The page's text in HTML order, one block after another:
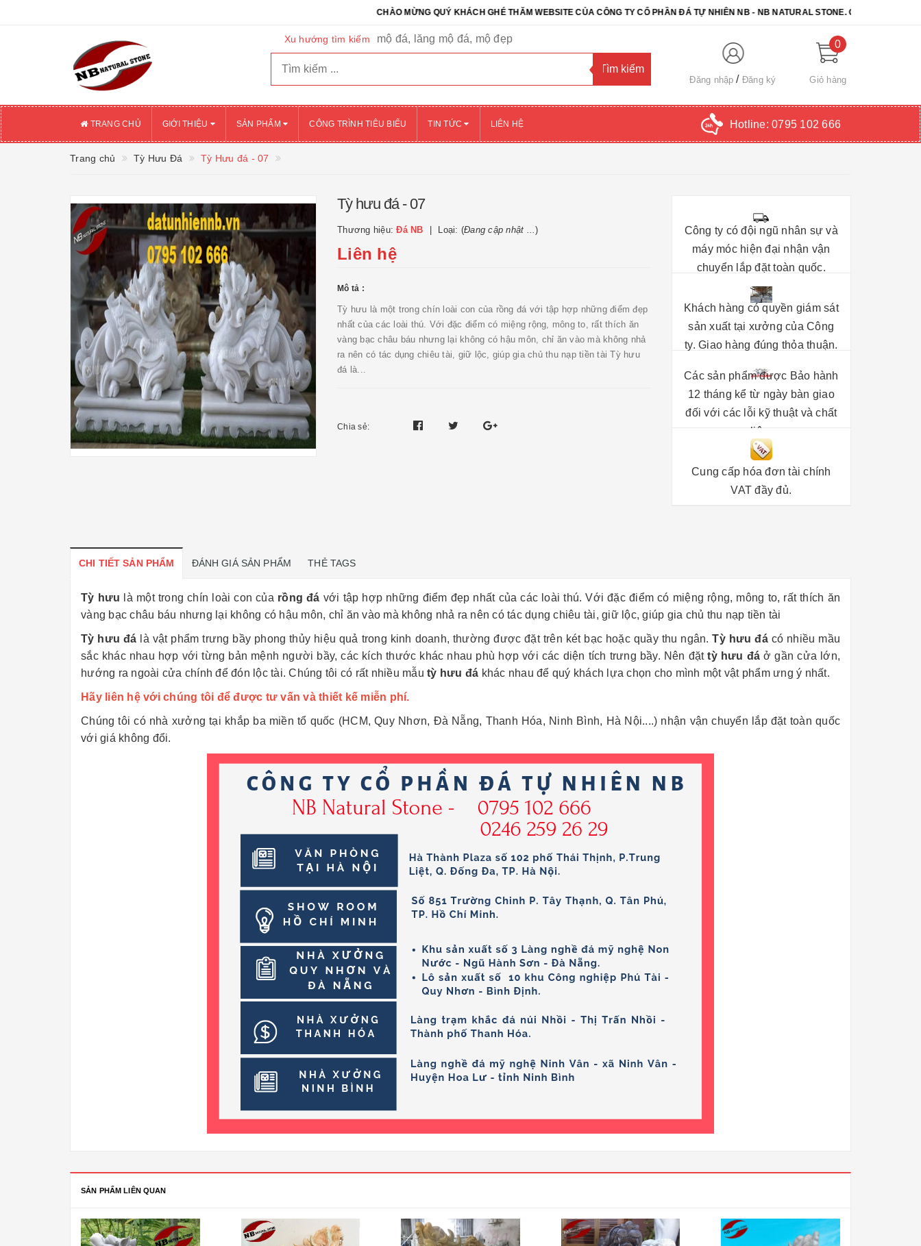
CHÀO MỪNG QUÝ KHÁCH GHÉ THĂM WEBSITE CỦA CÔNG TY CỔ PHẦN ĐÁ TỰ NHIÊN NB - NB NATURAL STONE. CHÚC QUÝ KHÁCH
Xu hướng tìm kiếm mộ đá, lăng mộ đá, mộ đẹp
Đăng nhập Đăng ký
0
Giỏ hàng
TRANG CHỦ GIỚI THIỆU SẢN PHẨM CÔNG TRÌNH TIÊU BIỂU TIN TỨC LIÊN HỆ Hotline: 0795 102 666
Trang chủ Tỳ Hưu Đá Tỳ Hưu đá - 07
Tỳ hưu đá - 07
Thương hiệu:Đá NB Loại: (Đang cập nhật ...)
Liên hệ
Mô tả :
Tỳ hưu là một trong chín loài con của rồng đá với tập hợp những điểm đẹp
nhất của các loài thú. Với đặc điểm có miệng rộng, mông to, rất thích ăn
vàng bạc châu báu nhưng lại không có hậu môn, chỉ ăn vào mà không nhả
ra nên có tác dụng chiêu tài, giữ lộc, giúp gia chủ thu nạp tiền tài Tỳ hưu
đá là...
Chia sẻ:
Công ty có đội ngũ nhân sự và
máy móc hiện đại nhận vận
chuyển lắp đặt toàn quốc.
Khách hàng có quyền giám sát
sản xuất tại xưởng của Công
ty. Giao hàng đúng thỏa thuận.
Các sản phẩm được Bảo hành
12 tháng kể từ ngày bàn giao
đối với các lỗi kỹ thuật và chất
liệu.
Cung cấp hóa đơn tài chính
VAT đầy đủ.
CHI TIẾT SẢN PHẨM ĐÁNH GIÁ SẢN PHẨM THẺ TAGS
Tỳ hưu là một trong chín loài con của rồng đá với tập hợp những điểm đẹp nhất của các loài thú. Với đặc điểm có miệng rộng, mông to, rất thích ăn
vàng bạc châu báu nhưng lại không có hậu môn, chỉ ăn vào mà không nhả ra nên có tác dụng chiêu tài, giữ lộc, giúp gia chủ thu nạp tiền tài
Tỳ hưu đá là vật phẩm trưng bầy phong thủy hiệu quả trong kinh doanh, thường được đặt trên két bạc hoặc quầy thu ngân.Tỳ hưu đácó nhiều mầu
sắc khác nhau hợp với từng bản mệnh người bầy, các kích thước khác nhau phù hợp với các diện tích trưng bầy. Nên đặttỳ hưu đá ở gần cửa lớn,
hướng ra ngoài cửa chính để đón lộc tài. Chúng tôi có rất nhiều mẫu tỳ hưu đá khác nhau để quý khách lựa chọn cho mình một vật phẩm ưng ý nhất.
Hãy liên hệ với chúng tôi để được tư vấn và thiết kế miễn phí.
Chúng tôi có nhà xưởng tại khắp ba miền tổ quốc (HCM, Quy Nhơn, Đà Nẵng, Thanh Hóa, Ninh Bình, Hà Nội....) nhận vận chuyển lắp đặt toàn quốc
với giá không đổi.
SẢN PHẨM LIÊN QUAN